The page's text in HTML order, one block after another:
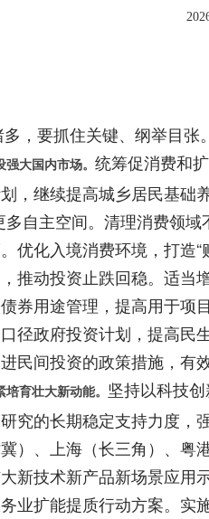
，要抓住关键、纲举目张
强大国内市场。 统筹促消费和
，继续提高城乡居民基础
多自主空间。清理消费领
优化入境消费环境，打造“
动投资止跌回稳。适当
券用途管理，提高用于
径政府投资计划，提高
民间投资的政策措施，有
培育壮大新动能。 坚持以科技
究的长期稳定支持力度
）、上海（长三角）、
新技术新产品新场景应
业扩能提质行动方案。